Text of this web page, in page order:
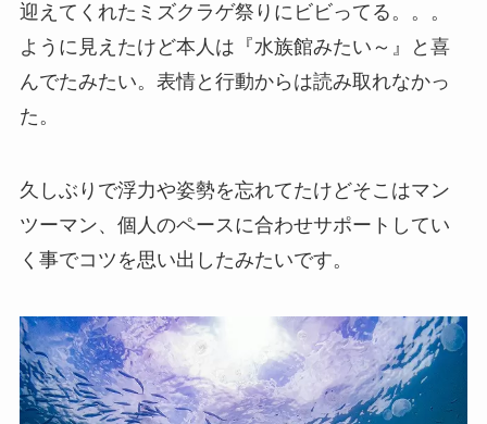
迎えてくれたミズクラゲ祭りにビビってる。。。
ように見えたけど本人は『水族館みたい～』と喜
んでたみたい。表情と行動からは読み取れなかっ
た。
久しぶりで浮力や姿勢を忘れてたけどそこはマン
ツーマン、個人のペースに合わせサポートしてい
く事でコツを思い出したみたいです。